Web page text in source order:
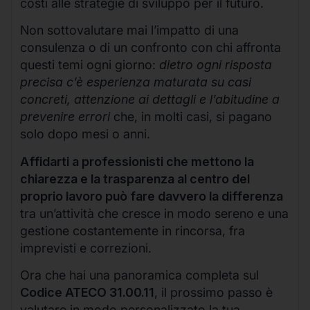
costi alle strategie di sviluppo per il futuro.
Non sottovalutare mai l’impatto di una
consulenza o di un confronto con chi affronta
questi temi ogni giorno: dietro ogni risposta
precisa c’è esperienza maturata su casi
concreti, attenzione ai dettagli e l’abitudine a
prevenire errori che, in molti casi, si pagano
solo dopo mesi o anni.
Affidarti a professionisti che mettono la
chiarezza e la trasparenza al centro del
proprio lavoro può fare davvero la differenza
tra un’attività che cresce in modo sereno e una
gestione costantemente in rincorsa, fra
imprevisti e correzioni.
Ora che hai una panoramica completa sul
Codice ATECO 31.00.11, il prossimo passo è